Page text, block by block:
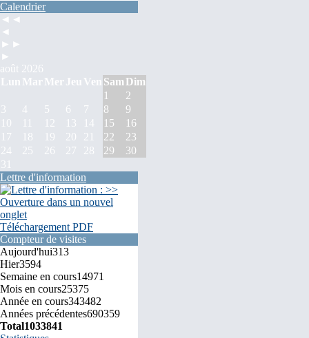
Calendrier
◄◄
◄
►►
►
août 2026
Lun Mar Mer Jeu Ven Sam Dim
1
2
3
4 5 6 7 8
9
10
11 12 13 14 15
16
17
18 19 20 21 22
23
24
25 26 27 28 29
30
31
Lettre d'information
Téléchargement PDF
Compteur de visites
Aujourd'hui313
Hier3594
Semaine en cours14971
Mois en cours25375
Année en cours343482
Années précédentes690359
Total1033841